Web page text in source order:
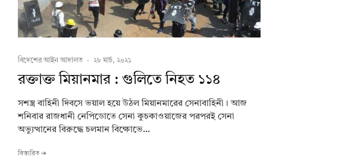
বিদেশের আইন আদালত · ২৮ মার্চ, ২০২১
রক্তাক্ত মিয়ানমার : গুলিতে নিহত ১১৪
সশস্ত্র বাহিনী দিবসে ভয়াল হয়ে উঠল মিয়ানমারের সেনাবাহিনী। আজ
শনিবার রাজধানী নেপিডোতে সেনা কুচকাওয়াজের পরপরই সেনা
অভ্যুত্থানের বিরুদ্ধে চলমান বিক্ষোভে...
বিস্তারিত ➔